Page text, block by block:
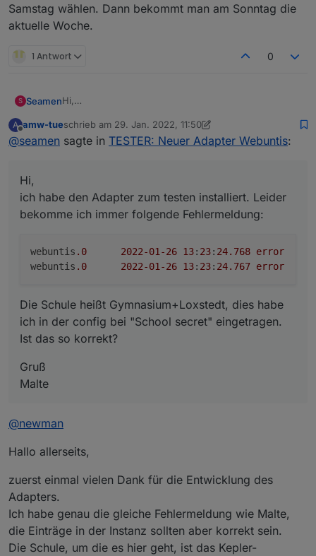
Samstag wählen. Dann bekommt man am Sonntag die
aktuelle Woche.
1 Antwort 0
S SeamenHi,
bekomme ich immer folgende Fehlermeldung:
webuntis.0	2022-01-26 13:23:24.768
Malte
A amw-tueschrieb am 29. Jan. 2022, 11:50
zuletzt editiert von amw-tue
@seamen sagte in TESTER: Neuer Adapter Webuntis:
Hi,
ich habe den Adapter zum testen installiert. Leider
bekomme ich immer folgende Fehlermeldung:
webuntis .0 2022-01 -26 13: 23: 24.768 error
webuntis .0 2022-01 -26 13: 23: 24.767 error
Die Schule heißt Gymnasium+Loxstedt, dies habe
ich in der config bei "School secret" eingetragen.
Ist das so korrekt?
Gruß
Malte
@newman
Hallo allerseits,
zuerst einmal vielen Dank für die Entwicklung des
Adapters.
Ich habe genau die gleiche Fehlermeldung wie Malte,
die Einträge in der Instanz sollten aber korrekt sein.
Die Schule, um die es hier geht, ist das Kepler-